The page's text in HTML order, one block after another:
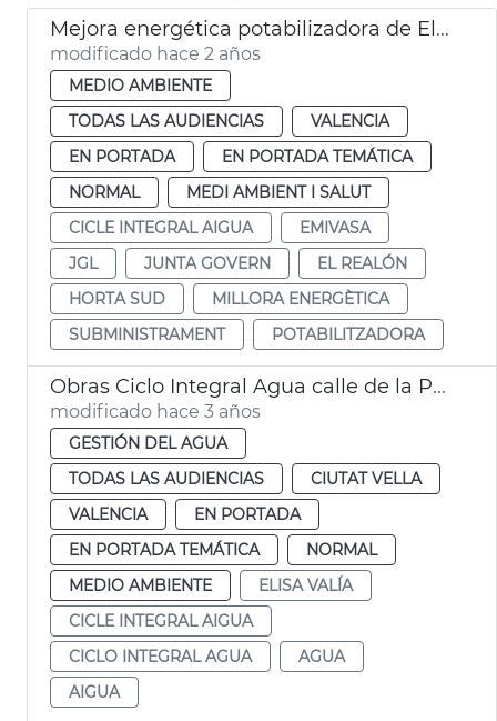
Mejora energética potabilizadora de El Realón
modificado hace 2 años
MEDIO AMBIENTE
TODAS LAS AUDIENCIAS
VALENCIA
EN PORTADA
EN PORTADA TEMÁTICA
NORMAL
MEDI AMBIENT I SALUT
CICLE INTEGRAL AIGUA
EMIVASA
JGL
JUNTA GOVERN
EL REALÓN
HORTA SUD
MILLORA ENERGÈTICA
SUBMINISTRAMENT
POTABILITZADORA
Obras Ciclo Integral Agua calle de la Paz
modificado hace 3 años
GESTIÓN DEL AGUA
TODAS LAS AUDIENCIAS
CIUTAT VELLA
VALENCIA
EN PORTADA
EN PORTADA TEMÁTICA
NORMAL
MEDIO AMBIENTE
ELISA VALÍA
CICLE INTEGRAL AIGUA
CICLO INTEGRAL AGUA
AGUA
AIGUA